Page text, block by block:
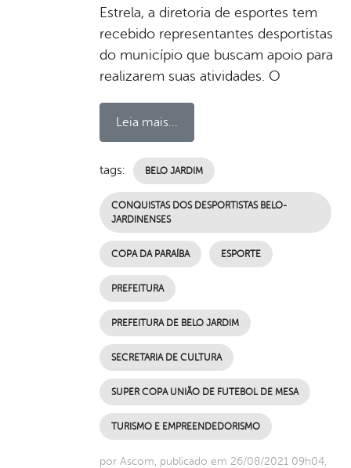
Estrela, a diretoria de esportes tem
recebido representantes desportistas
do município que buscam apoio para
realizarem suas atividades. O
Leia mais...
tags: BELO JARDIM
CONQUISTAS DOS DESPORTISTAS BELO-
JARDINENSES
COPA DA PARAÍBA ESPORTE
PREFEITURA
PREFEITURA DE BELO JARDIM
SECRETARIA DE CULTURA
SUPER COPA UNIÃO DE FUTEBOL DE MESA
TURISMO E EMPREENDEDORISMO
por Ascom, publicado em 26/08/2021 09h04,